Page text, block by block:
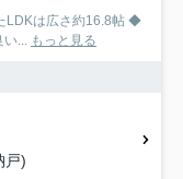
は広さ約16.8帖 ◆
い... もっと見る
戸)